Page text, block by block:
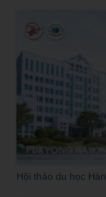
Hội thảo du học